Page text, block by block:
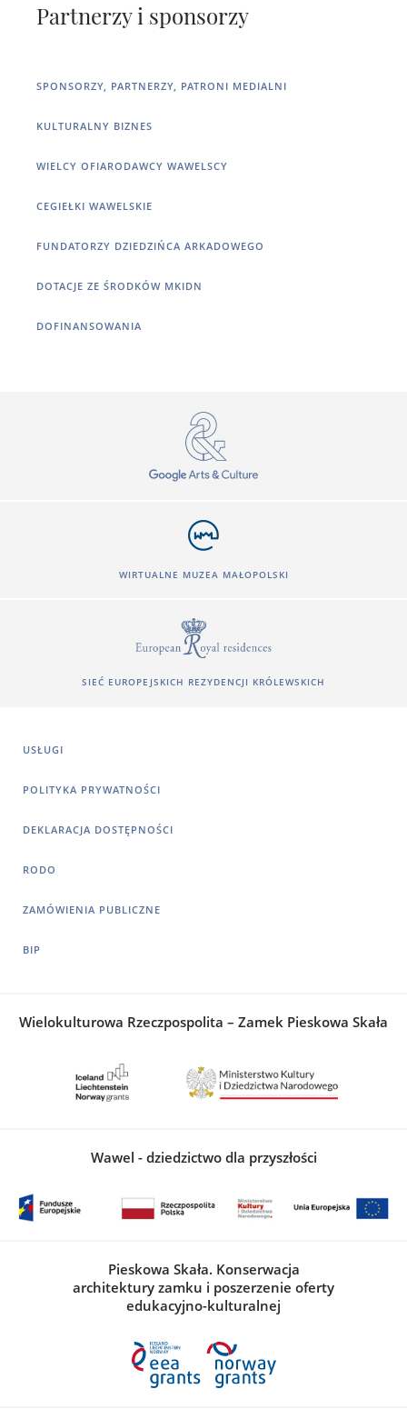
Partnerzy i sponsorzy
SPONSORZY, PARTNERZY, PATRONI MEDIALNI
KULTURALNY BIZNES
WIELCY OFIARODAWCY WAWELSCY
CEGIEŁKI WAWELSKIE
FUNDATORZY DZIEDZIŃCA ARKADOWEGO
DOTACJE ZE ŚRODKÓW MKIDN
DOFINANSOWANIA
WIRTUALNE MUZEA MAŁOPOLSKI
SIEĆ EUROPEJSKICH REZYDENCJI KRÓLEWSKICH
USŁUGI
POLITYKA PRYWATNOŚCI
DEKLARACJA DOSTĘPNOŚCI
RODO
ZAMÓWIENIA PUBLICZNE
BIP
Wielokulturowa Rzeczpospolita – Zamek Pieskowa Skała
Wawel - dziedzictwo dla przyszłości
Pieskowa Skała. Konserwacja
architektury zamku i poszerzenie oferty
edukacyjno-kulturalnej